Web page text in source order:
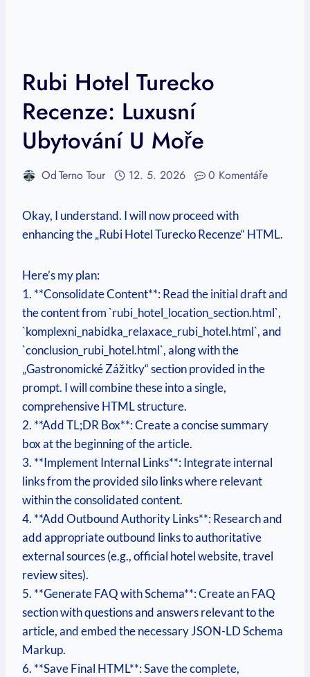
Rubi Hotel Turecko
Recenze: Luxusní
Ubytování U Moře
OdTerno Tour 12. 5. 2026 0 Komentáře
Okay, I understand. I will now proceed with
enhancing the „Rubi Hotel Turecko Recenze“ HTML.
Here’s my plan:
1. **Consolidate Content**: Read the initial draft and
the content from `rubi_hotel_location_section.html`,
`komplexni_nabidka_relaxace_rubi_hotel.html`, and
`conclusion_rubi_hotel.html`, along with the
„Gastronomické Zážitky“ section provided in the
prompt. I will combine these into a single,
comprehensive HTML structure.
2. **Add TL;DR Box**: Create a concise summary
box at the beginning of the article.
3. **Implement Internal Links**: Integrate internal
links from the provided silo links where relevant
within the consolidated content.
4. **Add Outbound Authority Links**: Research and
add appropriate outbound links to authoritative
external sources (e.g., official hotel website, travel
review sites).
5. **Generate FAQ with Schema**: Create an FAQ
section with questions and answers relevant to the
article, and embed the necessary JSON-LD Schema
Markup.
6. **Save Final HTML**: Save the complete,